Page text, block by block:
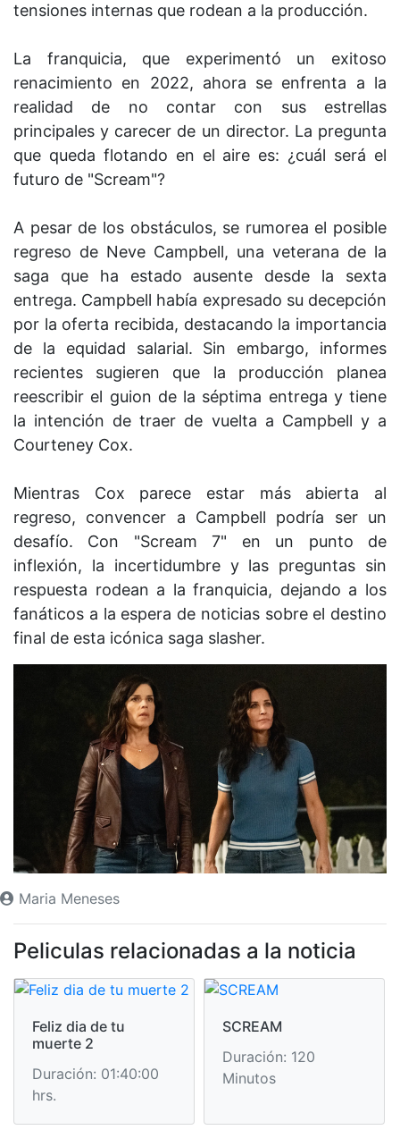
tensiones internas que rodean a la producción.
La franquicia, que experimentó un exitoso
renacimiento en 2022, ahora se enfrenta a la
realidad de no contar con sus estrellas
principales y carecer de un director. La pregunta
que queda flotando en el aire es: ¿cuál será el
futuro de "Scream"?
A pesar de los obstáculos, se rumorea el posible
regreso de Neve Campbell, una veterana de la
saga que ha estado ausente desde la sexta
entrega. Campbell había expresado su decepción
por la oferta recibida, destacando la importancia
de la equidad salarial. Sin embargo, informes
recientes sugieren que la producción planea
reescribir el guion de la séptima entrega y tiene
la intención de traer de vuelta a Campbell y a
Courteney Cox.
Mientras Cox parece estar más abierta al
regreso, convencer a Campbell podría ser un
desafío. Con "Scream 7" en un punto de
inflexión, la incertidumbre y las preguntas sin
respuesta rodean a la franquicia, dejando a los
fanáticos a la espera de noticias sobre el destino
final de esta icónica saga slasher.
Maria Meneses
Peliculas relacionadas a la noticia
Feliz dia de tu
muerte 2
Duración: 01:40:00
hrs.
SCREAM
Duración: 120
Minutos